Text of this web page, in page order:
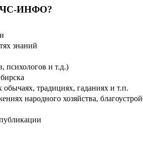
ЧС-ИНФО?
знаний
психологов и т.д.)
традициях, гаданиях и т.п.
народного хозяйства,